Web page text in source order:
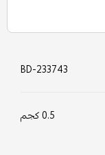
BD-233743
0.5 كجم